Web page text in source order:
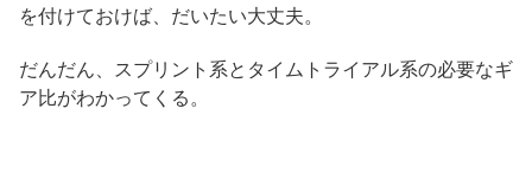
を付けておけば、だいたい大丈夫。
だんだん、スプリント系とタイムトライアル系の必要なギ
ア比がわかってくる。